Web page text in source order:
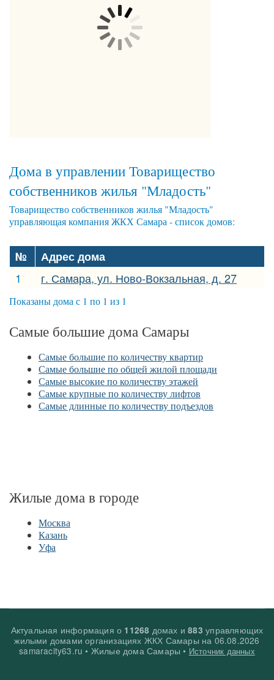
Дома в управлении Товарищество
собственников жилья "Младость"
Товарищество собственников жилья "Младость"
управляющая компания ЖКХ Самара - список домов:
№
Адрес дома
1
г. Самара, ул. Ново-Вокзальная, д. 27
Показаны дома с 1 по 1 из 1
Самые большие дома Самары
Самые большие по количеству квартир
Самые большие по общей жилой площади
Самые высокие по количеству этажей
Самые крупные по количеству лифтов
Самые длинные по количеству подъездов
Жилые дома в городе
Москва
Казань
Уфа
Актуальная информация о 11268 домах и883управляющих
жилыми домами организациях ЖКХ Самары на 06.08.2026
samaracity63.ru • Жилые дома Самары • Источник данных